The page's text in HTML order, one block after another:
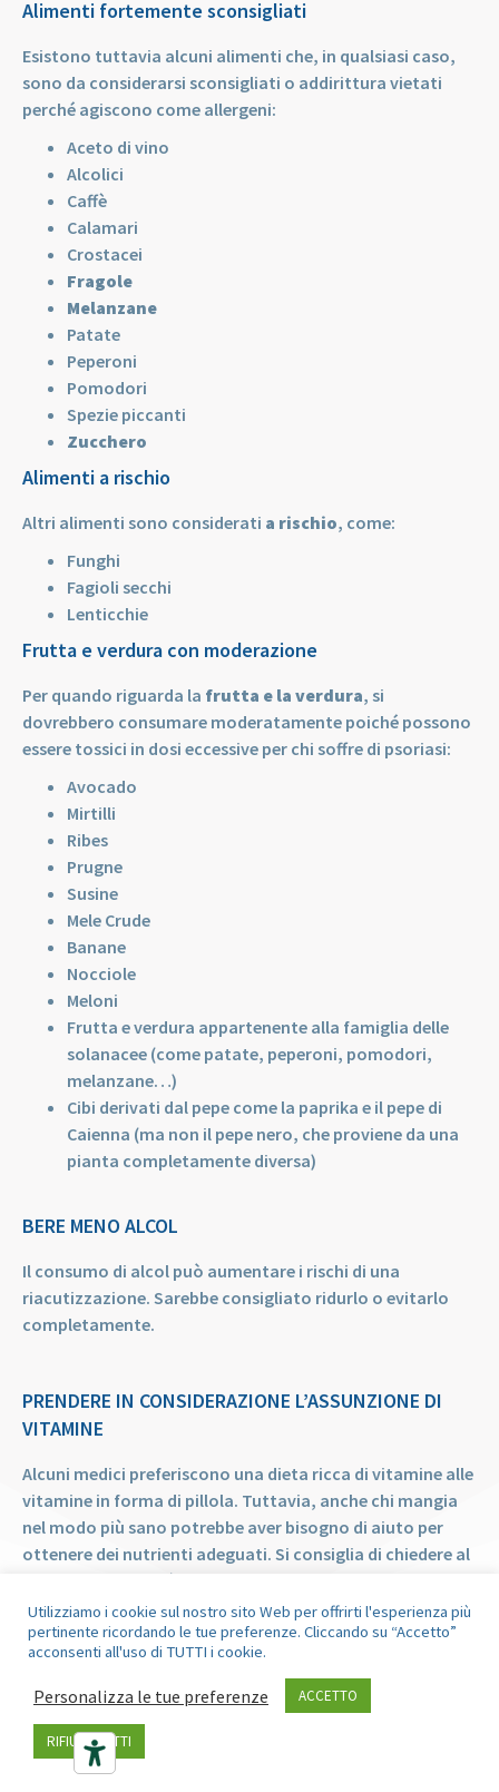
Alimenti fortemente sconsigliati
Esistono tuttavia alcuni alimenti che, in qualsiasi caso,
sono da considerarsi sconsigliati o addirittura vietati
perché agiscono come allergeni:
Aceto di vino
Alcolici
Caffè
Calamari
Crostacei
Fragole
Melanzane
Patate
Peperoni
Pomodori
Spezie piccanti
Zucchero
Alimenti a rischio
Altri alimenti sono considerati a rischio, come:
Funghi
Fagioli secchi
Lenticchie
Frutta e verdura con moderazione
Per quando riguarda la frutta e la verdura, si
dovrebbero consumare moderatamente poiché possono
essere tossici in dosi eccessive per chi soffre di psoriasi:
Avocado
Mirtilli
Ribes
Prugne
Susine
Mele Crude
Banane
Nocciole
Meloni
Frutta e verdura appartenente alla famiglia delle
solanacee (come patate, peperoni, pomodori,
melanzane…)
Cibi derivati dal pepe come la paprika e il pepe di
Caienna (ma non il pepe nero, che proviene da una
pianta completamente diversa)
BERE MENO ALCOL
Il consumo di alcol può aumentare i rischi di una
riacutizzazione. Sarebbe consigliato ridurlo o evitarlo
completamente.
PRENDERE IN CONSIDERAZIONE L’ASSUNZIONE DI
VITAMINE
Alcuni medici preferiscono una dieta ricca di vitamine alle
vitamine in forma di pillola. Tuttavia, anche chi mangia
nel modo più sano potrebbe aver bisogno di aiuto per
ottenere dei nutrienti adeguati. Si consiglia di chiedere al
proprio medico se è consigliato assumere delle vitamine e
quali, come supplemento alla dieta.
VIVERE CON LA PSORIASI
Utilizziamo i cookie sul nostro sito Web per offrirti l'esperienza più
pertinente ricordando le tue preferenze. Cliccando su “Accetto”
acconsenti all'uso di TUTTI i cookie.
Personalizza le tue preferenze ACCETTO
RIFIUTA TUTTI